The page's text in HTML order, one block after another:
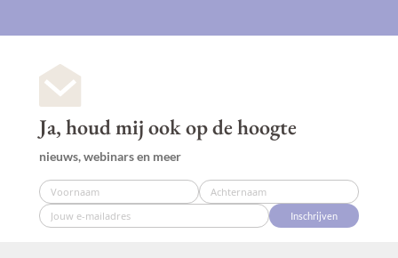
Ja, houd mij ook op de hoogte
nieuws, webinars en meer
Inschrijven